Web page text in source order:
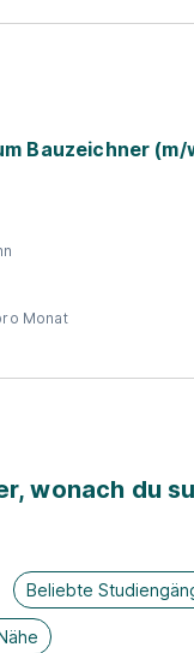
Bauzeichner (m/
Monat
wonach du
Beliebte